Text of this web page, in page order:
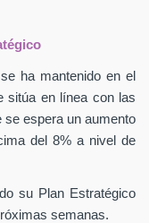
ha mantenido en el
sitúa en línea con las
se espera un aumento
del 8% a nivel de
su Plan Estratégico
semanas.